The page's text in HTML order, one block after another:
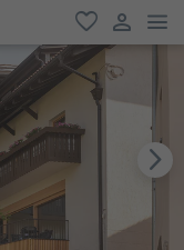
favoriti
user link